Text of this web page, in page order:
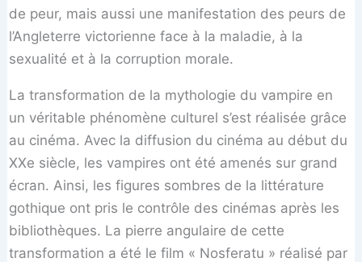
de peur, mais aussi une manifestation des peurs de
l’Angleterre victorienne face à la maladie, à la
sexualité et à la corruption morale.
La transformation de la mythologie du vampire en
un véritable phénomène culturel s’est réalisée grâce
au cinéma. Avec la diffusion du cinéma au début du
XXe siècle, les vampires ont été amenés sur grand
écran. Ainsi, les figures sombres de la littérature
gothique ont pris le contrôle des cinémas après les
bibliothèques. La pierre angulaire de cette
transformation a été le film « Nosferatu » réalisé par